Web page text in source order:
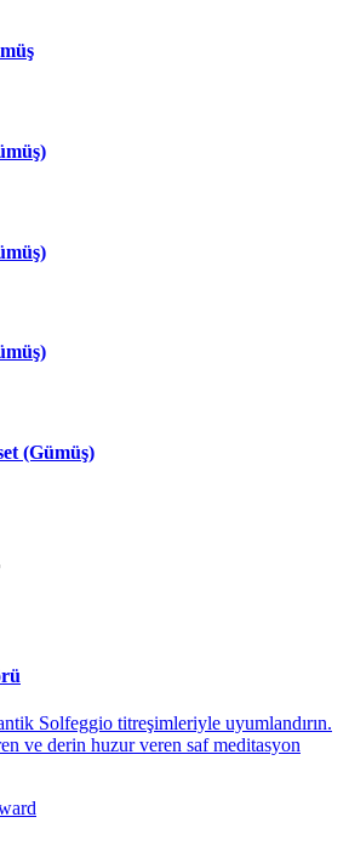
(Gümüş)
Solfeggio titreşimleriyle uyumlandırın.
ve derin huzur veren saf meditasyon